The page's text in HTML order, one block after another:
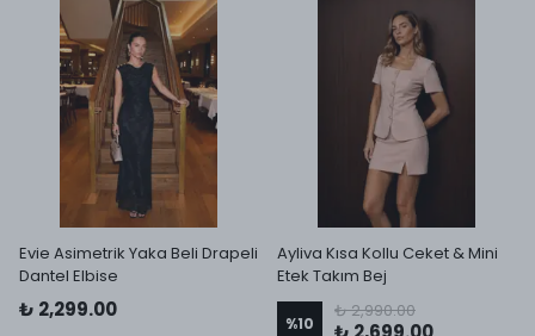
Evie Asimetrik Yaka Beli Drapeli
Dantel Elbise
₺ 2,299.00
Ayliva Kısa Kollu Ceket & Mini
Etek Takım Bej
%10
₺ 2,990.00